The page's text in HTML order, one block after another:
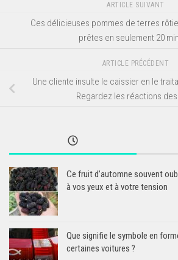
ARTICLE SUIVANT
Ces délicieuses pommes de terres
prêtes en seulement 20
ARTICLE PRÉCÉDENT
Une cliente insulte le caissier en le
Regardez les réactions
Ce fruit d’automne souvent
à vos yeux et à votre tension
Que signifie le symbole en
certaines voitures ?